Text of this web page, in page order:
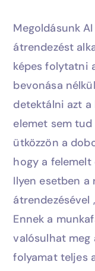
Megoldásunk
átrendezést
képes folytatni
bevonása
detektálni azt a
elemet sem
ütközzön a
hogy a felemelt
Ilyen esetben a
átrendezésével
Ennek a
valósulhat
folyamat teljes